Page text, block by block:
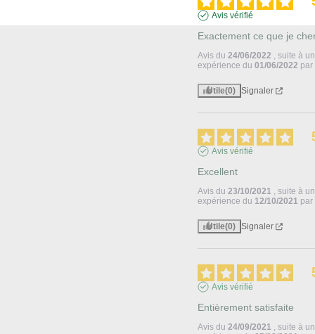
Avis vérifié
Exactement ce que je
Avis du24/06/2022 , suite à
expérience du01/06/2022 par
Utile(0) Signaler
Avis vérifié
Excellent
Avis du23/10/2021 , suite à
expérience du 12/10/2021 par
Utile(0) Signaler
Avis vérifié
Entièrement satisfaite
Avis du24/09/2021 , suite à